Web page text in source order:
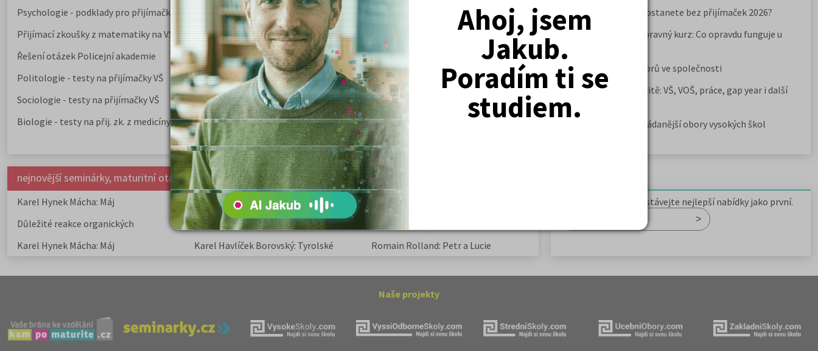
Ahoj, jsem
Jakub.
Poradím ti se
studiem.
Psychologie - podklady pro přijímačky
Přijímací zkoušky z matematiky na VŠE Praha
Řešení otázek Policejní akademie
Politologie - testy na přijímačky VŠ
Sociologie - testy na přijímačky VŠ
Biologie - testy na přij. zk. z medicíny
Psychologie
Lékařské fakulty, farmacie
Společenské a human. vědy
Ekonomické fakulty
Žurnalistika
Politologie a mezinár. vztahy
Policejní akademie
Na které fakulty se dostanete bez přijímaček 2026?
Samostudium vs. přípravný kurz: Co opravdu funguje u
Prestiž a vnímání oborů ve společnosti
Rozcestník po maturitě: VŠ, VOŠ, práce, gap year i další
možnosti
Jak se dostat na nejžádanější obory vysokých škol
nejnovější seminárky, maturitní otázky a čtenářsky deník
Karel Hynek Mácha: Máj
Karel Havlíček Borovský: Tyrolské
elegie
Kritika hry M. L. King v Salesiánském
divadle
Důležité reakce organických
sloučenin a jejich význam
Zákonitosti v elektronové struktuře
Základní charakteristiky obyvatelstva
a geografie sídel
Karel Hynek Mácha: Máj
Karel Havlíček Borovský: Tyrolské
Romain Rolland: Petr a Lucie
Zaregistrujte se a dostávejte nejlepší nabídky jako první.
Naše projekty